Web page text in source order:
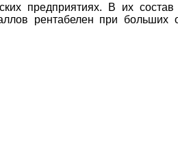
предприятиях. В их
рентабелен при больших